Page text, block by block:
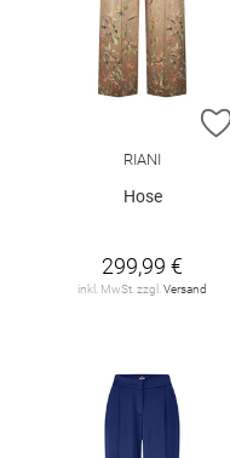
RIANI
Hose
299,99 €
inkl. MwSt. zzgl. Versand